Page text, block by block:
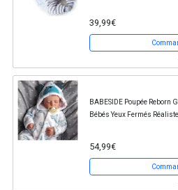
39,99€
BABESIDE Poupée Reborn
Bébés Yeux Fermés
54,99€